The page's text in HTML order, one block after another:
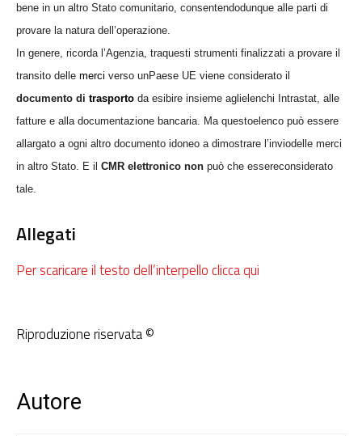
bene in un altro Stato comunitario, consentendodunque alle parti di
provare la natura dell’operazione.
In genere, ricorda l’Agenzia, traquesti strumenti finalizzati a provare il
transito delle merci verso unPaese UE viene considerato il
documento di trasporto da esibire insieme aglielenchi Intrastat, alle
fatture e alla documentazione bancaria. Ma questoelenco può essere
allargato a ogni altro documento idoneo a dimostrare l’inviodelle merci
in altro Stato. E il CMR elettronico non può che essereconsiderato
tale.
Allegati
Per scaricare il testo dell’interpello clicca qui
Riproduzione riservata ©
Autore